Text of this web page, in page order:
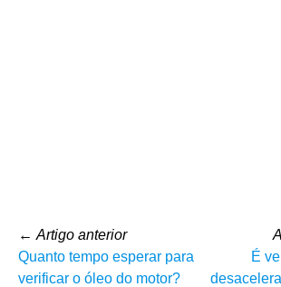
← Artigo anterior
Quanto tempo esperar para
verificar o óleo do motor?
É